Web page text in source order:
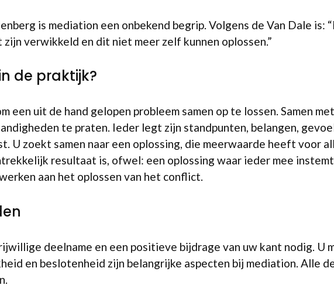
is mediation een onbekend begrip. Volgens de Van Dale
verwikkeld en dit niet meer zelf kunnen oplossen.”
de praktijk?
een uit de hand gelopen probleem samen op te lossen. Samen
te praten. Ieder legt zijn standpunten, belangen,
U zoekt samen naar een oplossing, die meerwaarde heeft voor
resultaat is, ofwel: een oplossing waar ieder mee
aan het oplossen van het conflict.
deelname en een positieve bijdrage van uw kant nodig. U
en beslotenheid zijn belangrijke aspecten bij mediation. Alle